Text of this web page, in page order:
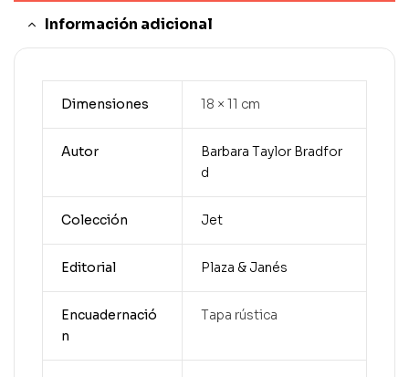
Información adicional
Dimensiones 18 × 11 cm
Autor
Barbara Taylor Bradfor
d
Colección Jet
Editorial Plaza & Janés
Encuadernació
n
Tapa rústica